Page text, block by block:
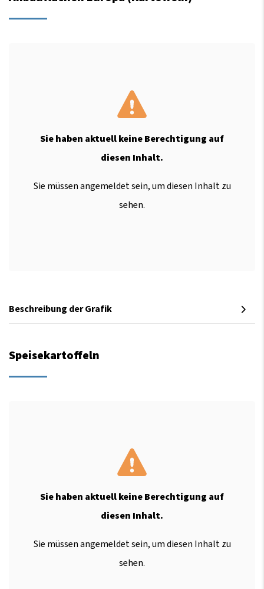
Sie haben aktuell keine Berechtigung auf
diesen Inhalt.
Sie müssen angemeldet sein, um diesen Inhalt zu
sehen.
Beschreibung der Grafik
Speisekartoffeln
Sie haben aktuell keine Berechtigung auf
diesen Inhalt.
Sie müssen angemeldet sein, um diesen Inhalt zu
sehen.